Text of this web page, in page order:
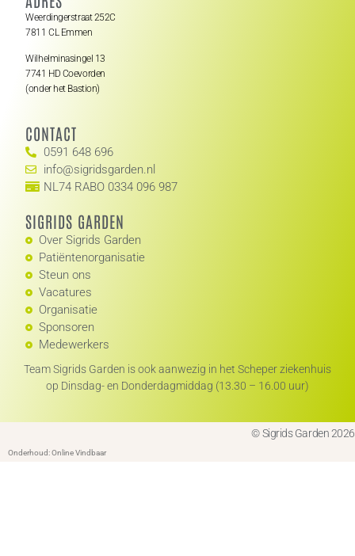
Weerdingerstraat 252C
7811 CL Emmen
Wilhelminasingel 13
7741 HD Coevorden
(onder het Bastion)
CONTACT
0591 648 696
info@sigridsgarden.nl
NL74 RABO 0334 096 987
SIGRIDS GARDEN
Over Sigrids Garden
Patiëntenorganisatie
Steun ons
Vacatures
Organisatie
Sponsoren
Medewerkers
Team Sigrids Garden is ook aanwezig in het Scheper ziekenhuis
op Dinsdag- en Donderdagmiddag (13.30 – 16.00 uur)
© Sigrids Garden 2026
Onderhoud: Online Vindbaar